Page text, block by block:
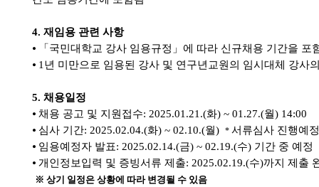
4. 재임용 관련 사항
⦁ 「 국민대학교 강사 임용규정 」 에 따라 신규채용 기간을 포
⦁ 1 년 미만으로 임용된 강사 및 연구년교원의 임시대체 강사
5. 채용일정
⦁ 채용 공고 및 지원접수: 2025.01.21.(화) ~ 01.27.(월) 14:00
⦁ 심사 기간: 2025.02.04.(화) ~ 02.10.(월) * 서류심사 진행예
⦁ 임용예정자 발표: 2025.02.14.(금) ~ 02.19.(수) 기간 중 예정
⦁ 개인정보입력 및 증빙서류 제출: 2025.02.19.(수)까지 제출
※ 상기 일정은 상황에 따라 변경될 수 있음